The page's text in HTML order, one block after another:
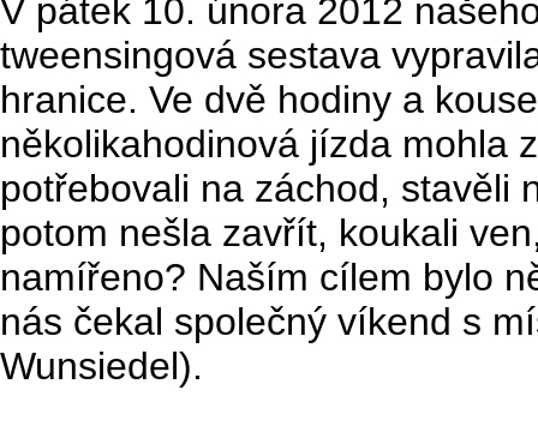
V pátek 10. února 2012
tweensingová sestava
hranice. Ve dvě hodiny a
několikahodinová jízda mohla
potřebovali na záchod, stavěli
potom nešla zavřít, koukali
namířeno? Naším cílem bylo
nás čekal společný víkend s
Wunsiedel).